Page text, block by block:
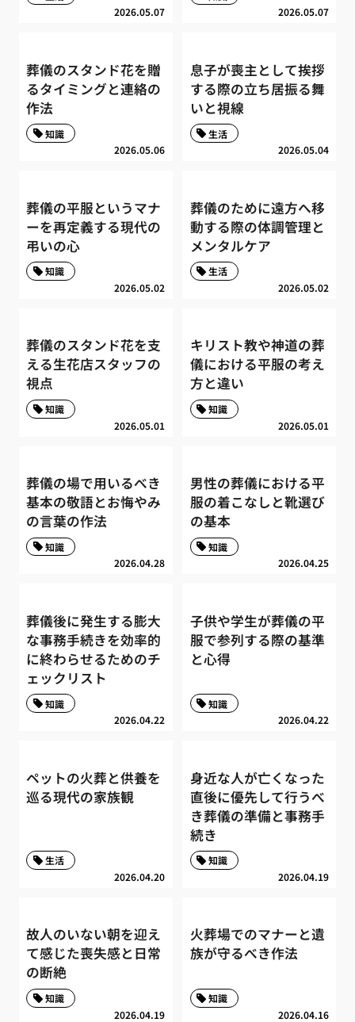
2026.05.07
2026.05.07
葬儀のスタンド花を贈
るタイミングと連絡の
作法
2026.05.06
知識
息子が喪主として挨拶
する際の立ち居振る舞
いと視線
2026.05.04
生活
葬儀の平服というマナ
ーを再定義する現代の
弔いの心
2026.05.02
知識
葬儀のために遠方へ移
動する際の体調管理と
メンタルケア
2026.05.02
生活
葬儀のスタンド花を支
える生花店スタッフの
視点
2026.05.01
知識
キリスト教や神道の葬
儀における平服の考え
方と違い
2026.05.01
知識
葬儀の場で用いるべき
基本の敬語とお悔やみ
の言葉の作法
2026.04.28
知識
男性の葬儀における平
服の着こなしと靴選び
の基本
2026.04.25
知識
葬儀後に発生する膨大
な事務手続きを効率的
に終わらせるためのチ
ェックリスト
2026.04.22
知識
子供や学生が葬儀の平
服で参列する際の基準
と心得
2026.04.22
知識
ペットの火葬と供養を
巡る現代の家族観
2026.04.20
生活
身近な人が亡くなった
直後に優先して行うべ
き葬儀の準備と事務手
続き
2026.04.19
知識
故人のいない朝を迎え
て感じた喪失感と日常
の断絶
2026.04.19
知識
火葬場でのマナーと遺
族が守るべき作法
2026.04.16
知識